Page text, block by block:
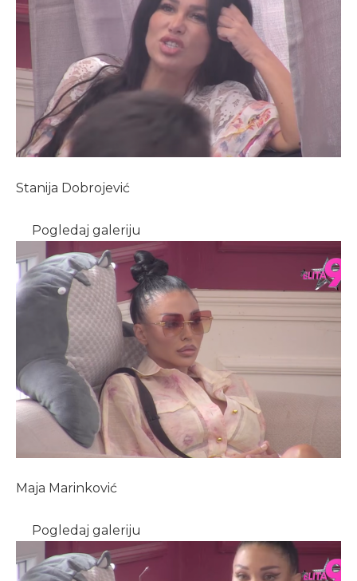
Stanija Dobrojević
Pogledaj galeriju
Maja Marinković
Pogledaj galeriju